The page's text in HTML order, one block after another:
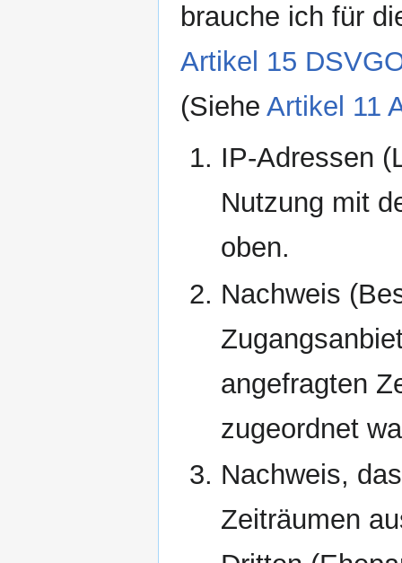
brauche ich für
Artikel 15
(Siehe Artikel 11
IP-Adressen
Nutzung mit
oben.
Nachweis
angefragten
zugeordnet
Nachweis,
Zeiträumen